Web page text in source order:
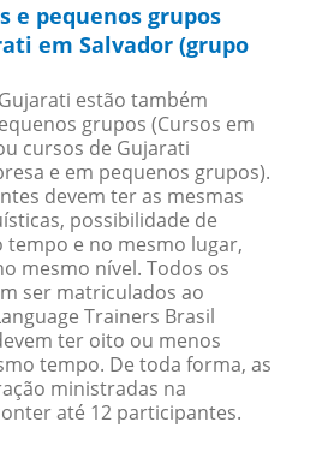
e pequenos grupos
em Salvador (grupo
estão também
grupos (Cursos em
cursos de Gujarati
e em pequenos grupos).
devem ter as mesmas
possibilidade de
tempo e no mesmo lugar,
mesmo nível. Todos os
ser matriculados ao
Trainers Brasil
ter oito ou menos
tempo. De toda forma, as
ministradas na
até 12 participantes.